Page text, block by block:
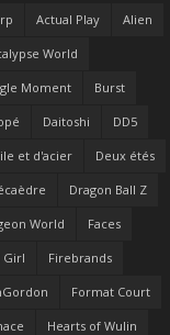
Actual Play Alien
World
Moment Burst
Daitoshi DD5
et d'acier Deux étés
Dragon Ball Z
World Faces
Girl Firebrands
Format Court
Hearts of Wulin